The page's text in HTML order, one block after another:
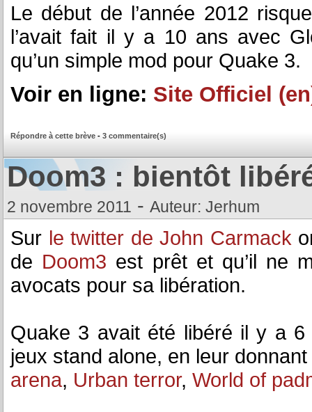
Le début de l’année 2012
l’avait fait il y a 10 ans avec
qu’un simple mod pour Quake 3.
Voir en ligne: Site Officiel
Répondre à cette brève - 3 commentaire(s)
Doom3 : bientôt
2 novembre 2011 - Auteur: Jerhum
Sur le twitter de John Carmack
de Doom3 est prêt et qu’il ne
avocats pour sa libération.
Quake 3 avait été libéré il y a
jeux stand alone, en leur
arena, Urban terror, World of